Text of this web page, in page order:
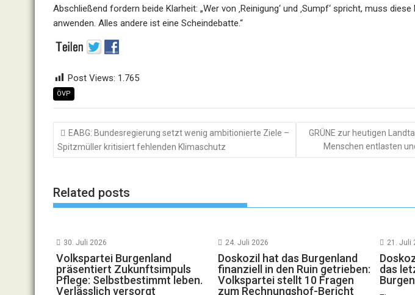
Abschließend fordern beide Klarheit: „Wer von ‚Reinigung‘ und ‚Sumpf‘ spricht, muss
anwenden. Alles andere ist eine Scheindebatte.“
Post Views: 1.765
ÖVP
Beitragsnavigation
EABG: Bundesregierung setzt wenig ambitionierte Ziele –
Spitzmüller kritisiert fehlenden Klimaschutz
GRÜNE zur heutigen
Menschen entlasten
Related posts
30. Juli 2026
Volkspartei Burgenland
präsentiert Zukunftsimpuls
Pflege: Selbstbestimmt leben.
Verlässlich versorgt
24. Juli 2026
Doskozil hat das Burgenland
finanziell in den Ruin getrieben:
Volkspartei stellt 10 Fragen
zum Rechnungshof-Bericht
21. Juli
das